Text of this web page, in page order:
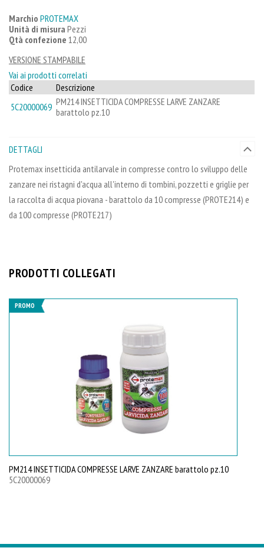
Marchio PROTEMAX
Unità di misura Pezzi
Qtà confezione 12,00
VERSIONE STAMPABILE
Vai ai prodotti correlati
Codice
Descrizione
5C20000069 PM214 INSETTICIDA COMPRESSE LARVE ZANZARE
barattolo pz.10
DETTAGLI
Protemax insetticida antilarvale in compresse contro lo sviluppo delle
zanzare nei ristagni d'acqua all'interno di tombini, pozzetti e griglie per
la raccolta di acqua piovana - barattolo da 10 compresse (PROTE214) e
da 100 compresse (PROTE217)
PRODOTTI COLLEGATI
PROMO
PM214 INSETTICIDA COMPRESSE LARVE ZANZARE barattolo pz.10
5C20000069